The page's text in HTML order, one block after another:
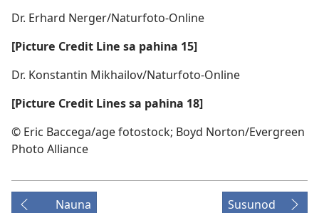
Dr. Erhard Nerger/​Naturfoto-Online
[Picture Credit Line sa pahina 15]
Dr. Konstantin Mikhailov/​Naturfoto-Online
[Picture Credit Lines sa pahina 18]
© Eric Baccega/​age fotostock; Boyd Norton/​Evergreen
Photo Alliance
Nauna Susunod